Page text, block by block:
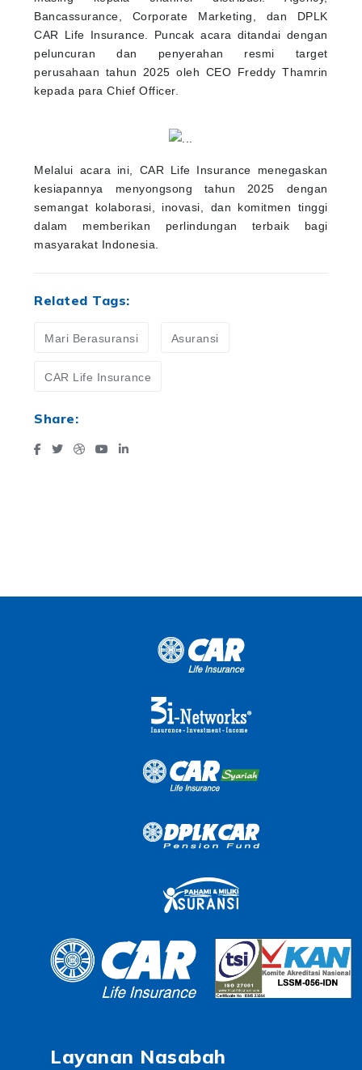
Bancassurance, Corporate Marketing, dan DPLK
CAR Life Insurance. Puncak acara ditandai dengan
peluncuran dan penyerahan resmi target
perusahaan tahun 2025 oleh CEO Freddy Thamrin
kepada para Chief Officer.
Melalui acara ini, CAR Life Insurance menegaskan
kesiapannya menyongsong tahun 2025 dengan
semangat kolaborasi, inovasi, dan komitmen tinggi
dalam memberikan perlindungan terbaik bagi
masyarakat Indonesia.
Related Tags:
Mari Berasuransi Asuransi
CAR Life Insurance
Share:
Layanan Nasabah